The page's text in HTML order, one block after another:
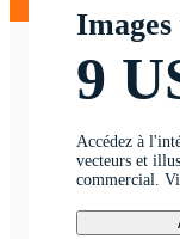
9
Accédez à
vecteurs et
commercial.